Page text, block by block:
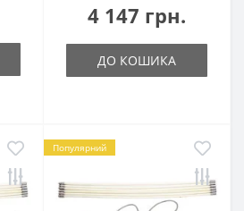
4 147 грн.
ДО КОШИКА
Популярний